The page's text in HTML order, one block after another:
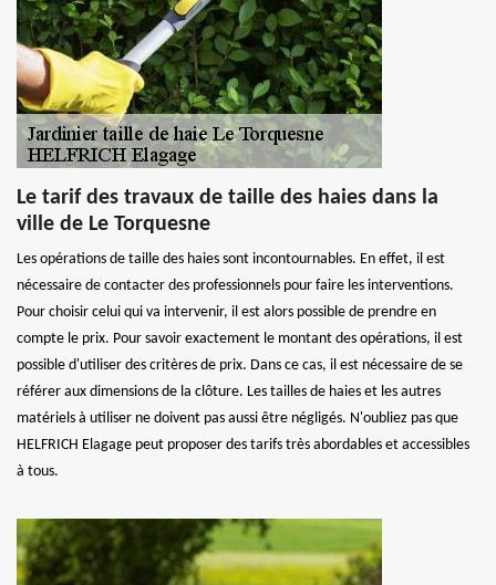
Le tarif des travaux de taille des haies dans la
ville de Le Torquesne
Les opérations de taille des haies sont incontournables. En effet, il est
nécessaire de contacter des professionnels pour faire les interventions.
Pour choisir celui qui va intervenir, il est alors possible de prendre en
compte le prix. Pour savoir exactement le montant des opérations, il est
possible d'utiliser des critères de prix. Dans ce cas, il est nécessaire de se
référer aux dimensions de la clôture. Les tailles de haies et les autres
matériels à utiliser ne doivent pas aussi être négligés. N'oubliez pas que
HELFRICH Elagage peut proposer des tarifs très abordables et accessibles
à tous.